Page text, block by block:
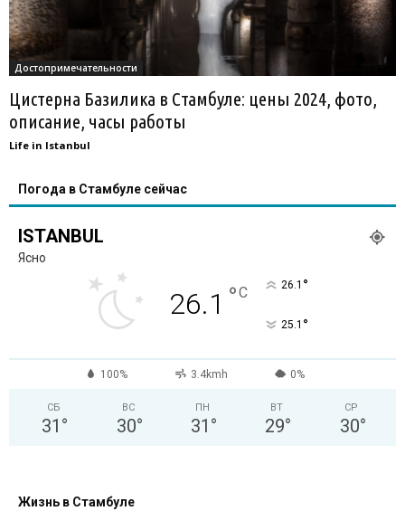
Достопримечательности
Цистерна Базилика в Стамбуле: цены 2024, фото,
описание, часы работы
Life in Istanbul
Погода в Стамбуле сейчас
ISTANBUL
Ясно
26.1 °C 26.1 °
25.1 °
100% 3.4kmh 0%
СБ
31 °
ВС
30°
ПН
31 °
ВТ
29°
СР
30°
Жизнь в Стамбуле